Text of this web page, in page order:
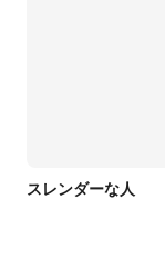
スレンダーな人